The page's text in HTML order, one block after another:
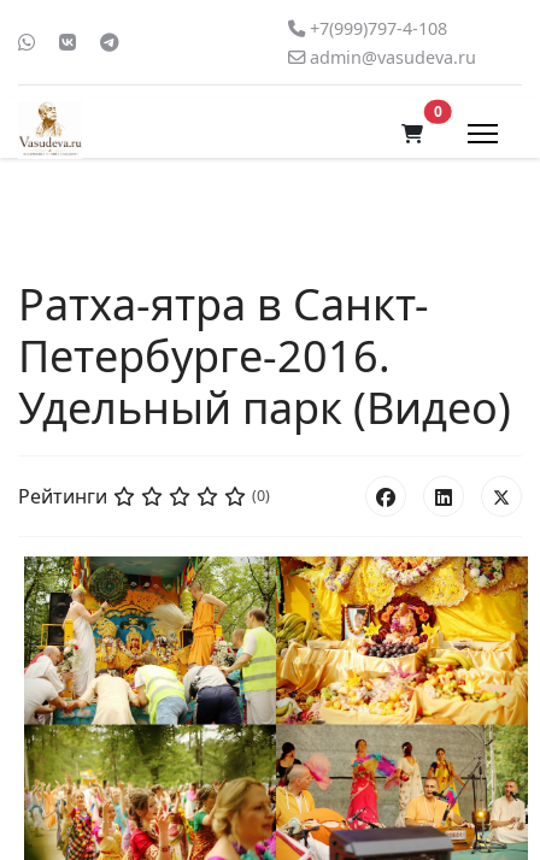
+7(999)797-4-108
admin@vasudeva.ru
0В корзину
Ратха-ятра в Санкт-
Петербурге-2016.
Удельный парк (Видео)
Рейтинги (0)